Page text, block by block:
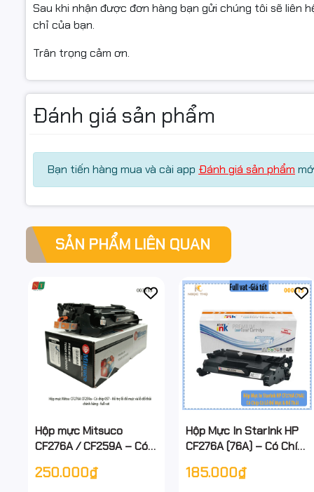
- Không hỗ trợ đổi/hoàn nếu: dùng cho sai dòng máy,
không có video mở gói.
#ngocthocomputer #mucdomayin #hopmucmayin
#HP1606dn #M1536dnf #hopmuclaser #mucnap
Sau khi nhận được đơn hàng bạn gửi chúng tôi sẽ liên
chỉ của bạn.
Trân trọng cảm ơn.
Đánh giá sản phẩm
Bạn tiến hàng mua và cài app Đánh giá sản phẩm
SẢN PHẨM LIÊN QUAN
Hộp mực Mitsuco
CF276A / CF259A – Có
lỗ đổ mực & đổ thải –
250.000₫
Hộp Mực In StarInk HP
CF276A (76A) – Có Chíp
Thải – Chính Hiệu – Full
185.000₫